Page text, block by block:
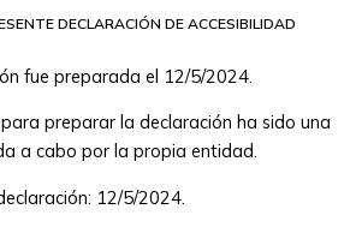
DECLARACIÓN DE ACCESIBILIDAD
fue preparada el 12/5/2024.
preparar la declaración ha sido una
a cabo por la propia entidad.
12/5/2024.